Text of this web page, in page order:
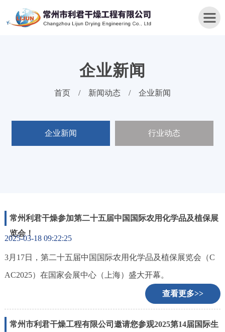
我
心
新
闻
中
心
程
案
企业新闻
首页 / 新闻动态 / 企业新闻
企业新闻 行业动态
常州利君干燥参加第二十五届中国国际农用化学品及植保展
览会！
2025-03-18 09:22:25
3月17日，第二十五届中国国际农用化学品及植保展览会（C
AC2025）在国家会展中心（上海）盛大开幕。
查看更多>>
常州市利君干燥工程有限公司邀请您参观2025第14届国际生